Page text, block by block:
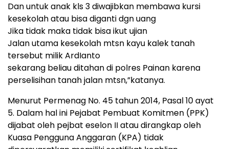
Dan untuk anak kls 3 diwajibkan membawa kursi
kesekolah atau bisa diganti dgn uang
Jika tidak maka tidak bisa ikut ujian
Jalan utama kesekolah mtsn kayu kalek tanah
tersebut milik ArdIanto
sekarang beliau ditahan di polres Painan karena
perselisihan tanah jalan mtsn,”katanya.
Menurut Permenag No. 45 tahun 2014, Pasal 10 ayat
5. Dalam hal ini Pejabat Pembuat Komitmen (PPK)
dijabat oleh pejbat eselon II atau dirangkap oleh
Kuasa Pengguna Anggaran (KPA) tidak